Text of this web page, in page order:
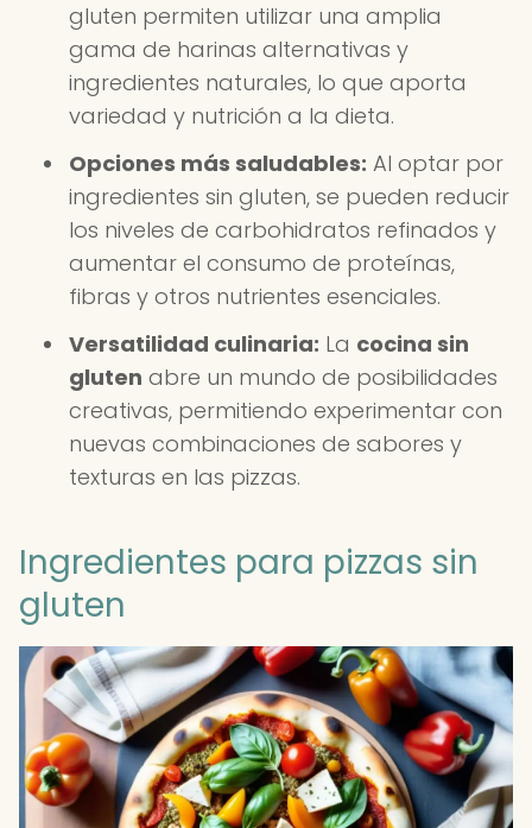
gluten permiten utilizar una amplia
gama de harinas alternativas y
ingredientes naturales, lo que aporta
variedad y nutrición a la dieta.
Opciones más saludables: Al optar por
ingredientes sin gluten, se pueden reducir
los niveles de carbohidratos refinados y
aumentar el consumo de proteínas,
fibras y otros nutrientes esenciales.
Versatilidad culinaria: La cocina sin
gluten abre un mundo de posibilidades
creativas, permitiendo experimentar con
nuevas combinaciones de sabores y
texturas en las pizzas.
Ingredientes para pizzas sin
gluten